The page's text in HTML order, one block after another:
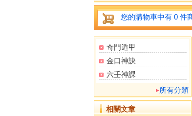
您的購物車中有 0 件
奇門遁甲
金口神訣
六壬神課
所有分類
相關文章